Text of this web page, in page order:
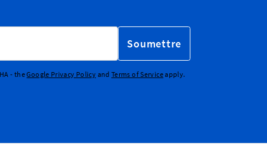
Soumettre
- theGoogle Privacy Policy and Terms of Serviceapply.